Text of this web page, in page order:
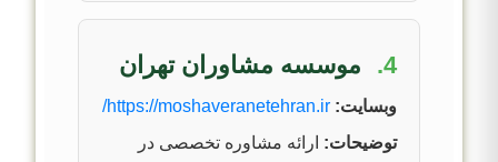
4. موسسه مشاوران تهران
وبسایت: https://moshaveranetehran.ir/
توضیحات: ارائه مشاوره تخصصی در